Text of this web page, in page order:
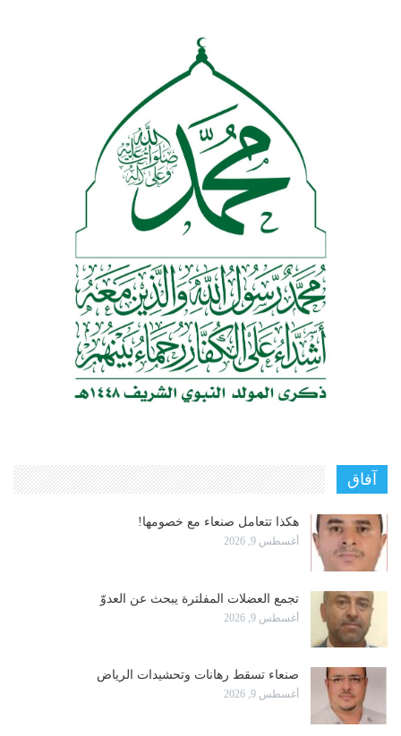
آفاق
هكذا تتعامل صنعاء مع خصومها!
أغسطس 9, 2026
تجمع العضلات المفلترة يبحث عن العدوّ
أغسطس 9, 2026
صنعاء تسقط رهانات وتحشيدات الرياض
أغسطس 9, 2026